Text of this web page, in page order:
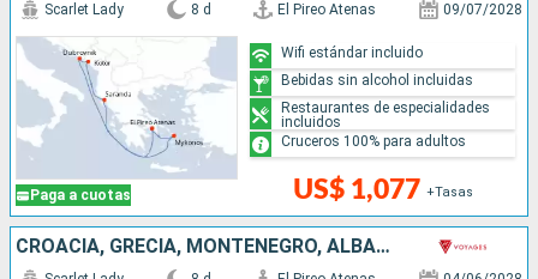
Paga a cuotas
Scarlet Lady 8 d El Pireo Atenas 09/07/2028
US$ 1,077 +Tasas
Wifi estándar incluido
Bebidas sin alcohol incluidas
Restaurantes de especialidades
incluidos
Cruceros 100% para adultos
CROACIA, GRECIA, MONTENEGRO, ALBANIA